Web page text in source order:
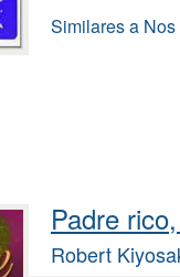
Similares a
Padre
Robert